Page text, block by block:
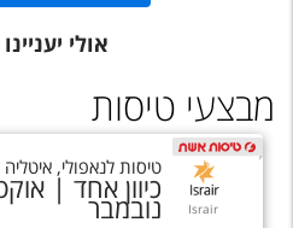
מגזין אשת
שירות לקוחות
טופס צור קשר
אולי
מבצעי טיסות
Israir
טיסות לנאפולי, איטליה
כיוון אחד |
נובמבר